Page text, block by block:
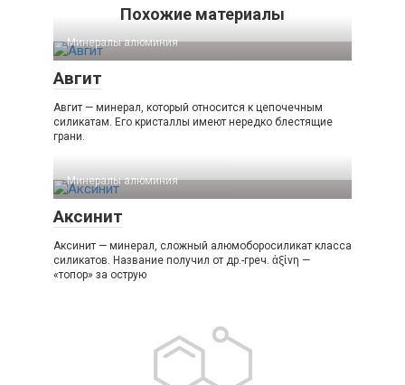
Похожие материалы
Минералы алюминия‎
Авгит
Авгит — минерал, который относится к цепочечным
силикатам. Его кристаллы имеют нередко блестящие
грани.
Минералы алюминия‎
Аксинит
Аксинит — минерал, сложный алюмоборосиликат класса
силикатов. Название получил от др.-греч. ἀξίνη —
«топор» за острую